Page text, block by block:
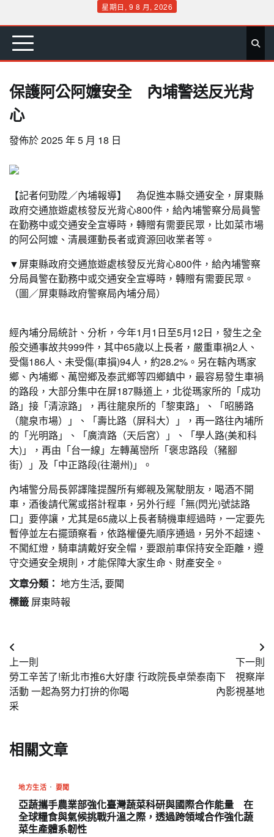
content
星期日, 9 8 月, 2026
首 要 娛 生 社 文 公 運 旅 政 地 專
保護阿公阿嬤安全 內埔警送反光背
心
發佈於2025 年 5 月 18 日
【記者何勁陞／內埔報導】 為促進本縣交通安全，屏東縣
政府交通旅遊處核發反光背心800件，給內埔警察分局員警
在勤務中或交通安全宣導時，轉贈有需要民眾，比如菜市場
的阿公阿嬤、清晨運動長者或資源回收業者等。
▼屏東縣政府交通旅遊處核發反光背心800件，給內埔警察
分局員警在勤務中或交通安全宣導時，轉贈有需要民眾。
（圖／屏東縣政府警察局內埔分局）
經內埔分局統計、分析，今年1月1日至5月12日，發生之全
般交通事故共999件，其中65歲以上長者，嚴重車禍2人、
受傷186人、未受傷(車損)94人，約28.2%。另在轄內瑪家
鄉、內埔鄉、萬巒鄉及泰武鄉等四鄉鎮中，最容易發生車禍
的路段，大部分集中在屏187縣道上，北從瑪家所的「成功
路」接「清涼路」，再往龍泉所的「黎東路」、「昭勝路
（龍泉市場）」、「壽比路（屏科大）」，再一路往內埔所
的「光明路」、「廣濟路（天后宮）」、「學人路(美和科
大)」，再由「台一線」左轉萬巒所「褒忠路段（豬腳
街）」及「中正路段(往潮州)」。
內埔警分局長郭譯隆提醒所有鄉親及駕駛朋友，喝酒不開
車，酒後請代駕或搭計程車，另外行經「無(閃光)號誌路
口」要停讓，尤其是65歲以上長者騎機車經過時，一定要先
暫停並左右擺頭察看，依路權優先順序通過，另外不超速、
不闖紅燈，騎車請戴好安全帽，要跟前車保持安全距離，遵
守交通安全規則，才能保障大家生命、財產安全。
文章分類： 地方生活,要聞
標籤 屏東時報
文
章
導
覽
上一則
勞工辛苦了!新北市推6大好康
活動 一起為努力打拚的你喝
采
下一則
行政院長卓榮泰南下 視察岸
內影視基地
相關文章
地方生活 要聞
亞蔬攜手農業部強化臺灣蔬菜科研與國際合作能量 在
全球糧食與氣候挑戰升溫之際，透過跨領域合作強化蔬
菜生產體系韌性